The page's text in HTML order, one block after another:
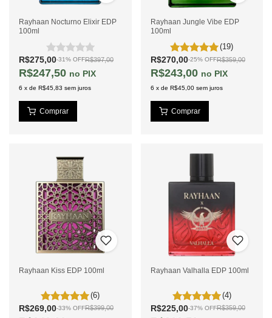
Rayhaan Nocturno Elixir EDP
100ml
R$275,00-31% OFFR$397,00
R$247,50 PIX
6 x de R$45,83 sem juros
Rayhaan Jungle Vibe EDP
100ml
(19)
R$270,00-25% OFFR$359,00
R$243,00 PIX
6 x de R$45,00 sem juros
Rayhaan Kiss EDP 100ml
(6)
R$269,00-33% OFFR$399,00
Rayhaan Valhalla EDP 100ml
(4)
R$225,00-37% OFFR$359,00